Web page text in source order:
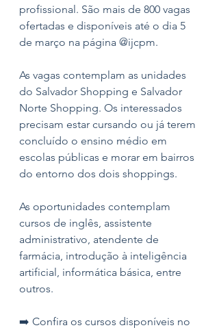
profissional. São mais de 800 vagas
ofertadas e disponíveis até o dia 5
de março na página @ijcpm.
As vagas contemplam as unidades
do Salvador Shopping e Salvador
Norte Shopping. Os interessados
precisam estar cursando ou já terem
concluído o ensino médio em
escolas públicas e morar em bairros
do entorno dos dois shoppings.
As oportunidades contemplam
cursos de inglês, assistente
administrativo, atendente de
farmácia, introdução à inteligência
artificial, informática básica, entre
outros.
➡️ Confira os cursos disponíveis no